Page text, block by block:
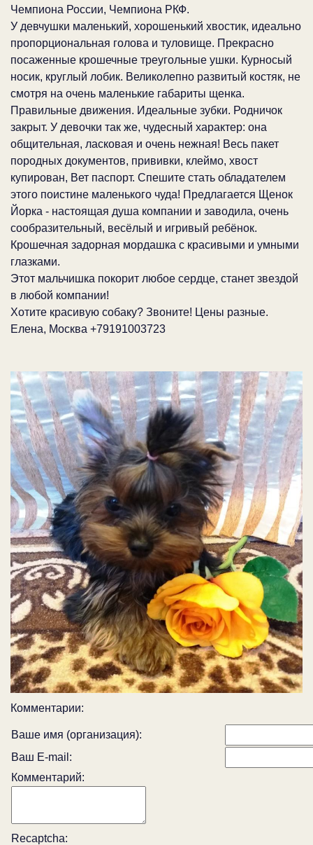
Чемпиона России, Чемпиона РКФ.
У девчушки маленький, хорошенький хвостик, идеально
пропорциональная голова и туловище. Прекрасно
посаженные крошечные треугольные ушки. Курносый
носик, круглый лобик. Великолепно развитый костяк, не
смотря на очень маленькие габариты щенка.
Правильные движения. Идеальные зубки. Родничок
закрыт. У девочки так же, чудесный характер: она
общительная, ласковая и очень нежная! Весь пакет
породных документов, прививки, клеймо, хвост
купирован, Вет паспорт. Спешите стать обладателем
этого поистине маленького чуда! Предлагается Щенок
Йорка - настоящая душа компании и заводила, очень
сообразительный, весёлый и игривый ребёнок.
Крошечная задорная мордашка с красивыми и умными
глазками.
Этот мальчишка покорит любое сердце, станет звездой
в любой компании!
Хотите красивую собаку? Звоните! Цены разные.
Елена, Москва +79191003723
Комментарии:
Ваше имя (организация):
Ваш E-mail:
Комментарий:
Recaptcha: